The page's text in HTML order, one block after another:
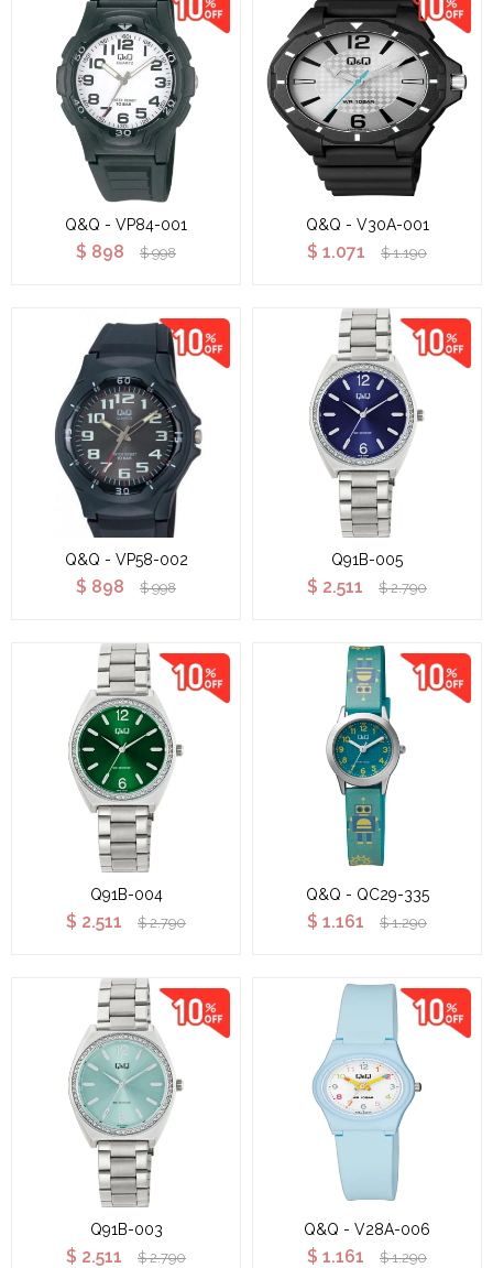
Q&Q - VP84-001
$ 898 $ 998
Q&Q - V30A-001
$ 1.071 $ 1.190
Q&Q - VP58-002
$ 898 $ 998
Q91B-005
$ 2.511 $ 2.790
Q91B-004
$ 2.511 $ 2.790
Q&Q - QC29-335
$ 1.161 $ 1.290
Q91B-003
$ 2.511 $ 2.790
Q&Q - V28A-006
$ 1.161 $ 1.290